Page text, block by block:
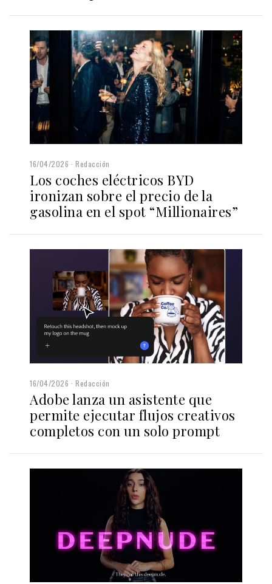
16/04/2026 Redacción
Los coches eléctricos BYD
ironizan sobre el precio de la
gasolina en el spot “Millionaires”
16/04/2026 Redacción
Adobe lanza un asistente que
permite ejecutar flujos creativos
completos con un solo prompt